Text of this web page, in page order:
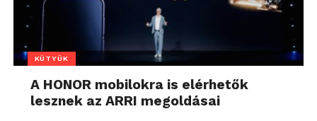
KÜTYÜK
A HONOR mobilokra is elérhetők
lesznek az ARRI megoldásai